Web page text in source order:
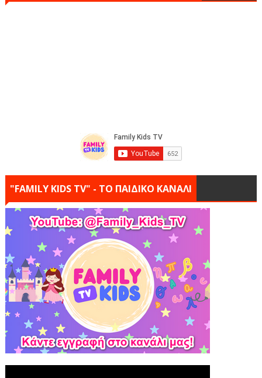
"FAMILY KIDS TV" - ΤΟ ΠΑΙΔΙΚΟ ΚΑΝΑΛΙ